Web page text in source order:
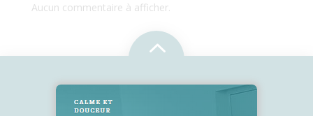
Aucun commentaire à afficher.
2